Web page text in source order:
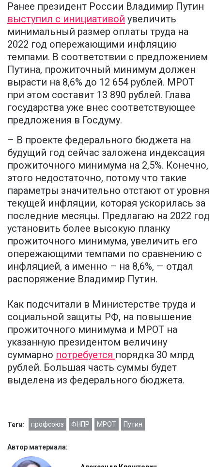
Ранее президент России Владимир Путин
выступил с инициативой увеличить
минимальный размер оплаты труда на
2022 год опережающими инфляцию
темпами. В соответствии с предложением
Путина, прожиточный минимум должен
вырасти на 8,6% до 12 654 рублей. МРОТ
при этом составит 13 890 рублей. Глава
государства уже внес соответствующее
предложения в Госдуму.
– В проекте федерального бюджета на
будущий год сейчас заложена индексация
прожиточного минимума на 2,5%. Конечно,
этого недостаточно, потому что такие
параметры значительно отстают от уровня
текущей инфляции, которая ускорилась за
последние месяцы. Предлагаю на 2022 год
установить более высокую планку
прожиточного минимума, увеличить его
опережающими темпами по сравнению с
инфляцией, а именно – на 8,6%, — отдал
распоряжение Владимир Путин.
Как подсчитали в Министерстве труда и
социальной защиты РФ, на повышение
прожиточного минимума и МРОТ на
указанную президентом величину
суммарно потребуется порядка 30 млрд
рублей. Большая часть суммы будет
выделена из федерального бюджета.
Теги: профсоюз ФНПР МРОТ Путин
Автор материала: